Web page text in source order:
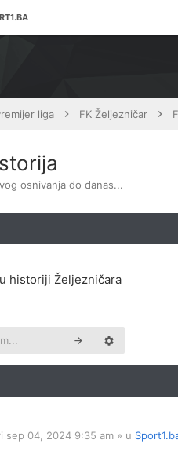
liga FK Željezničar
osnivanja do danas...
historiji Željezničara
sep 04, 2024 9:35 am » u